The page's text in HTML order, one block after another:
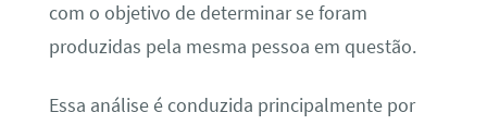
com o objetivo de determinar se foram
produzidas pela mesma pessoa em questão.
Essa análise é conduzida principalmente por